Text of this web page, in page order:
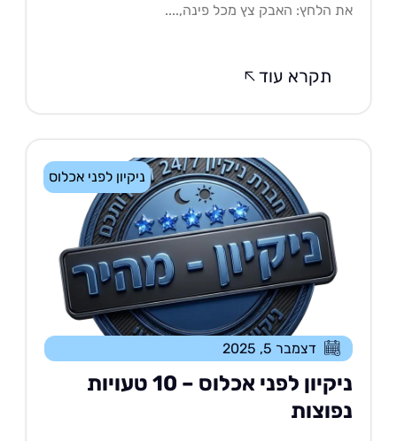
הלחץ: האבק צץ מכל פינה,....
תקרא עוד
ניקיון לפני אכלוס
דצמבר 5, 2025
ניקיון לפני אכלוס – 10 טעויות